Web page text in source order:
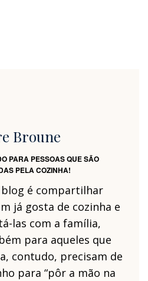
Broune
PARA PESSOAS QUE SÃO
PELA COZINHA!
é compartilhar
já gosta de cozinha e
las com a família,
para aqueles que
contudo, precisam de
para “pôr a mão na